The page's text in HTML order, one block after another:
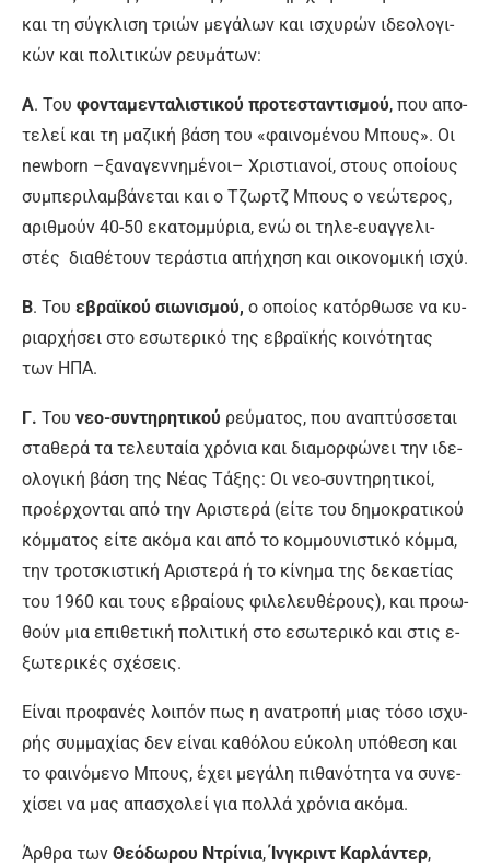
και τη σύ­γκλι­ση τριών με­γά­λων και ι­σχυ­ρών ι­δε­ο­λο­γι­
κών και πο­λι­τι­κών ρευ­μά­των:
Α. Του φο­ντα­με­ντα­λι­στι­κού προ­τε­στα­ντι­σμού, που α­πο­
τε­λεί και τη μα­ζι­κή βά­ση του «φαι­νο­μέ­νου Μπους». Οι
newborn –ξα­να­γεν­νη­μέ­νοι– Χρι­στια­νοί, στους ο­ποί­ους
συ­μπε­ρι­λαμ­βά­νε­ται και ο Τζωρ­τζ Μπους ο νε­ώ­τε­ρος,
α­ριθ­μούν 40-50 ε­κα­τομ­μύ­ρια, ενώ οι τη­λε-ευαγ­γε­λι­
στές δια­θέ­τουν τε­ρά­στια α­πή­χη­ση και οι­κο­νο­μι­κή ι­σχύ.
Β. Του ε­βρα­ϊ­κού σιω­νι­σμού, ο ο­ποί­ος κα­τόρ­θω­σε να κυ­
ριαρ­χή­σει στο ε­σω­τε­ρι­κό της ε­βρα­ϊ­κής κοι­νό­τη­τας
των Η­ΠΑ.
Γ. Του νε­ο-συ­ντη­ρη­τι­κού ρεύ­μα­τος, που α­να­πτύσ­σε­ται
στα­θε­ρά τα τε­λευ­ταί­α χρό­νια και δια­μορ­φώ­νει την ι­δε­
ο­λο­γι­κή βά­ση της Νέ­ας Τά­ξης: Οι νε­ο-συ­ντη­ρη­τι­κοί,
προ­έρ­χο­νται α­πό την Α­ρι­στε­ρά (εί­τε του δη­μο­κρα­τι­κού
κόμ­μα­τος εί­τε α­κό­μα και α­πό το κομ­μου­νι­στι­κό κόμ­μα,
την τρο­τσκι­στι­κή Α­ρι­στε­ρά ή το κί­νη­μα της δε­κα­ε­τί­ας
του 1960 και τους ε­βραί­ους φι­λε­λευ­θέ­ρους), και προ­ω­
θούν μια ε­πι­θε­τι­κή πο­λι­τι­κή στο ε­σω­τε­ρι­κό και στις ε­
ξω­τε­ρι­κές σχέ­σεις.
Εί­ναι προ­φα­νές λοι­πόν πως η α­να­τρο­πή μιας τό­σο ι­σχυ­
ρής συμ­μα­χί­ας δεν εί­ναι κα­θό­λου εύ­κο­λη υ­πό­θε­ση και
το φαι­νό­με­νο Μπους, έ­χει με­γά­λη πι­θα­νό­τη­τα να συ­νε­
χί­σει να μας α­πα­σχο­λεί για πολ­λά χρό­νια α­κό­μα.
Άρ­θρα των Θε­ό­δω­ρου Ντρί­νια, Ίν­γκρι­ντ Καρ­λά­ντερ,